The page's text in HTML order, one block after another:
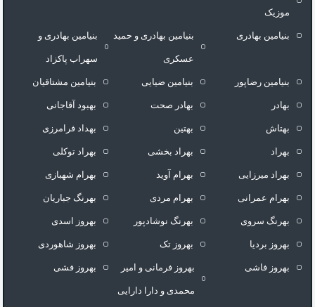
موزیک
بنیامین بهادری بنیامین بهادری و حمید
عسکری
بنیامین بهادری و
سهراب پاکزاد
بنیامین رضاپور بنیامین ضیایی بنیامین مشتاقیان
بهادر بهادر صحت بهبود آقاجانی
بهتاش بهتین بهداد فرامرزى
بهراد بهراد بخشی بهراد توکلی
بهراد میرزایی بهرام آوید بهرام شهبازی
بهرام عمرانی بهرام مردی بهرنگ جباریان
بهرنگ سروى بهرنگ نوشادپور بهروز اسدی
بهروز بردیا بهروز تک بهروز شاهوردی
بهروز فاشی بهروز فرمانی و امیر
محمدی و دارا دارایی
بهروز فشی